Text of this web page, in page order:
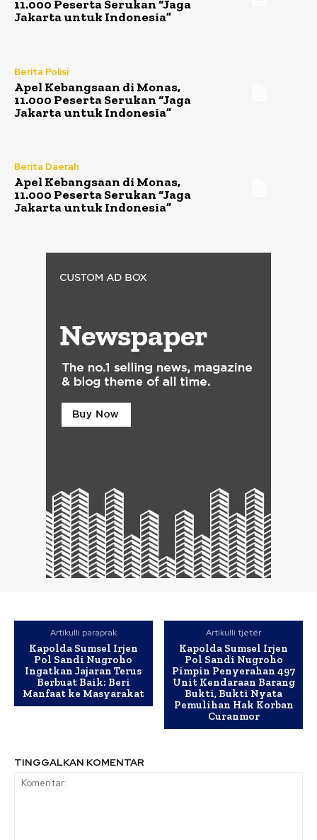
11.000 Peserta Serukan “Jaga
Jakarta untuk Indonesia”
Berita Polisi
Apel Kebangsaan di Monas,
11.000 Peserta Serukan “Jaga
Jakarta untuk Indonesia”
Berita Daerah
Apel Kebangsaan di Monas,
11.000 Peserta Serukan “Jaga
Jakarta untuk Indonesia”
Artikulli paraprak
Kapolda Sumsel Irjen
Pol Sandi Nugroho
Ingatkan Jajaran Terus
Berbuat Baik: Beri
Manfaat ke Masyarakat
Artikulli tjetër
Kapolda Sumsel Irjen
Pol Sandi Nugroho
Pimpin Penyerahan 497
Unit Kendaraan Barang
Bukti, Bukti Nyata
Pemulihan Hak Korban
Curanmor
TINGGALKAN KOMENTAR